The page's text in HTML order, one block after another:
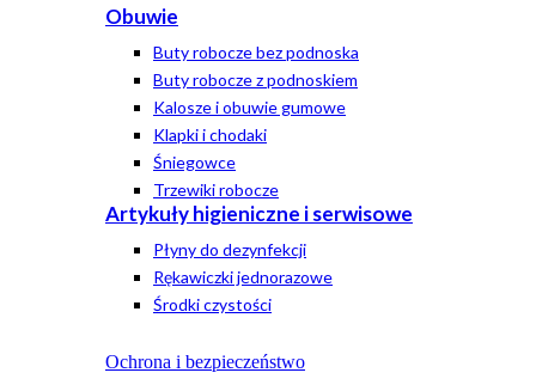
Obuwie
Buty robocze bez podnoska
Buty robocze z podnoskiem
Kalosze i obuwie gumowe
Klapki i chodaki
Śniegowce
Trzewiki robocze
Artykuły higieniczne i serwisowe
Płyny do dezynfekcji
Rękawiczki jednorazowe
Środki czystości
Ochrona i bezpieczeństwo